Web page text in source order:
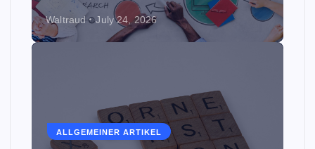
Waltraud July 24, 2026
ALLGEMEINER ARTIKEL